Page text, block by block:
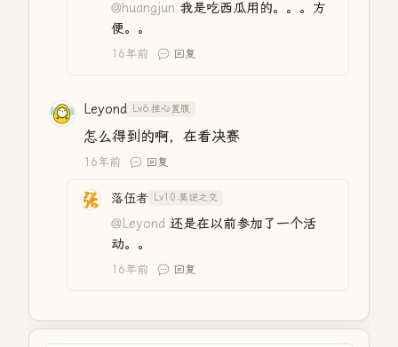
@huangjun 我是吃西瓜用的。。。方
便。。
16年前 回复
Leyond Lv6.推心置腹
怎么得到的啊，在看决赛
16年前 回复
落伍者 Lv10.莫逆之交
@Leyond 还是在以前参加了一个活
动。。
16年前 回复